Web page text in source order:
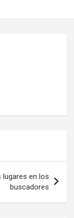
lugares en los
buscadores